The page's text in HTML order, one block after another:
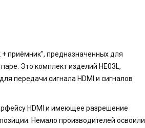
приёмник", предназначенных для
Это комплект изделий HE03L,
передачи сигнала HDMI и сигналов
HDMI и имеющее разрешение
Немало производителей освоили